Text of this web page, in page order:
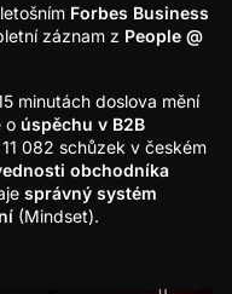
Forbes Business
záznam z People @
minutách doslova mění
o úspěchu v B2B
082 schůzek v českém
obchodníka
správný systém
(Mindset).